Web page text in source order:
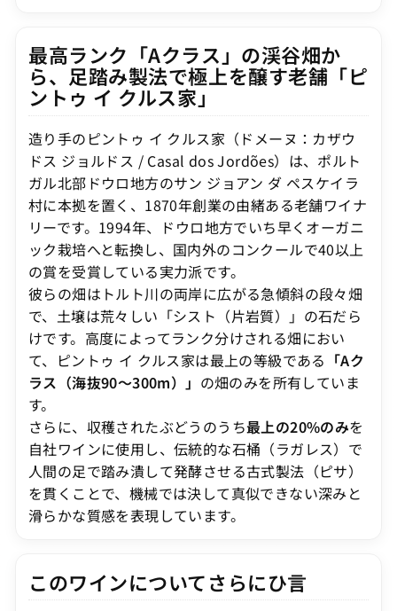
最高ランク「Aクラス」の渓谷畑か
ら、足踏み製法で極上を醸す老舗「ピ
ントゥ イ クルス家」
造り手のピントゥ イ クルス家（ドメーヌ：カザウ
ドス ジョルドス / Casal dos Jordões）は、ポルト
ガル北部ドウロ地方のサン ジョアン ダ ペスケイラ
村に本拠を置く、1870年創業の由緒ある老舗ワイナ
リーです。1994年、ドウロ地方でいち早くオーガニ
ック栽培へと転換し、国内外のコンクールで40以上
の賞を受賞している実力派です。
彼らの畑はトルト川の両岸に広がる急傾斜の段々畑
で、土壌は荒々しい「シスト（片岩質）」の石だら
けです。高度によってランク分けされる畑におい
て、ピントゥ イ クルス家は最上の等級である 「Aク
ラス（海抜90〜300m）」 の畑のみを所有していま
す。
さらに、収穫されたぶどうのうち最上の20%のみを
自社ワインに使用し、伝統的な石桶（ラガレス）で
人間の足で踏み潰して発酵させる古式製法（ピサ）
を貫くことで、機械では決して真似できない深みと
滑らかな質感を表現しています。
このワインについてさらにひ言